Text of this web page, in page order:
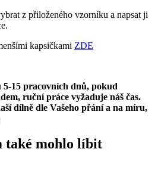
z přiloženého vzorníku a napsat ji
kapsičkami ZDE
5-15 pracovních dnů, pokud
ruční práce vyžaduje náš čas.
dílně dle Vašeho přání a na míru,
také mohlo líbit